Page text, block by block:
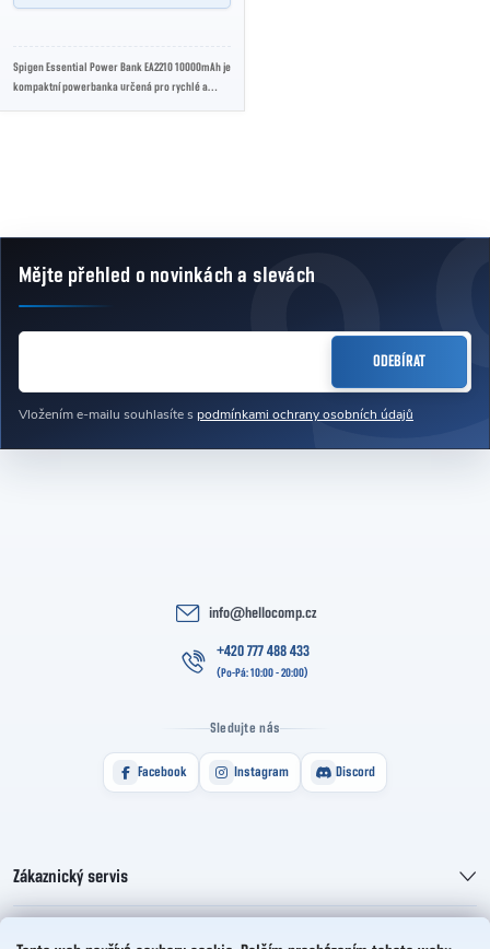
Spigen Essential Power Bank EA2210 10000mAh je
kompaktní powerbanka určená pro rychlé a
Zápatí
Mějte přehled o novinkácha slevách
Vložením e-mailu souhlasíte s podmínkami ochrany osobních údajů
ODEBÍRAT
info@hellocomp.cz
+420 777 488 433
Sledujte nás
Facebook Instagram Discord
Zákaznický servis